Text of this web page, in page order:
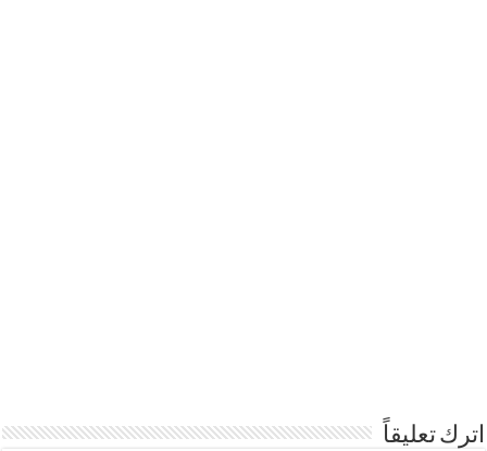
اترك تعليقاً